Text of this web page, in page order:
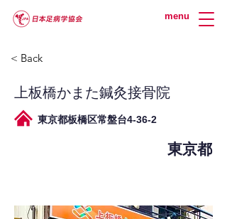
menu
< Back
上板橋かまた鍼灸接骨院
東京都板橋区常盤台4-36-2
東京都